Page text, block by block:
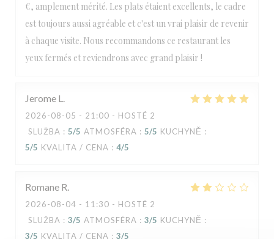
€, amplement mérité. Les plats étaient excellents, le cadre
est toujours aussi agréable et c'est un vrai plaisir de revenir
à chaque visite. Nous recommandons ce restaurant les
yeux fermés et reviendrons avec grand plaisir !
Jerome L
2026-08-05 - 21:00 - HOSTÉ 2
SLUŽBA : 5/5 ATMOSFÉRA : 5/5 KUCHYNĚ :
5/5 KVALITA / CENA : 4/5
Romane R
2026-08-04 - 11:30 - HOSTÉ 2
SLUŽBA : 3/5 ATMOSFÉRA : 3/5 KUCHYNĚ :
3/5 KVALITA / CENA : 3/5